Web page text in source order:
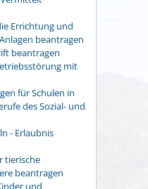
Errichtung und
beantragen
beantragen
mit
für Schulen in
des Sozial- und
- Erlaubnis
tierische
beantragen
und